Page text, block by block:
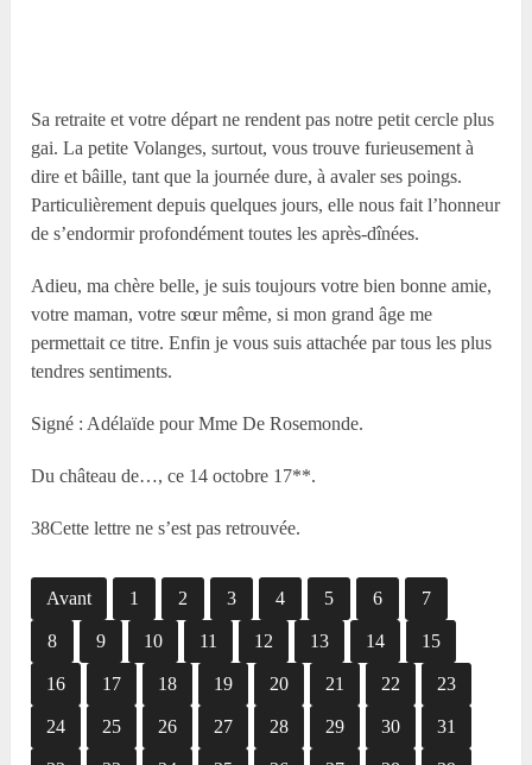
Sa retraite et votre départ ne rendent pas notre petit cercle plus
gai. La petite Volanges, surtout, vous trouve furieusement à
dire et bâille, tant que la journée dure, à avaler ses poings.
Particulièrement depuis quelques jours, elle nous fait l’honneur
de s’endormir profondément toutes les après-dînées.
Adieu, ma chère belle, je suis toujours votre bien bonne amie,
votre maman, votre sœur même, si mon grand âge me
permettait ce titre. Enfin je vous suis attachée par tous les plus
tendres sentiments.
Signé : Adélaïde pour Mme De Rosemonde.
Du château de…, ce 14 octobre 17**.
38Cette lettre ne s’est pas retrouvée.
Avant 1 2 3 4 5 6 7
8 9 10 11 12 13 14 15
16 17 18 19 20 21 22 23
24 25 26 27 28 29 30 31